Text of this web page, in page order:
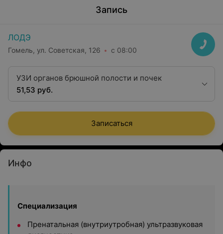
Запись
ЛОДЭ
Гомель, ул. Советская, 126 с 08:00
УЗИ органов брюшной полости и почек
51,53 руб.
Записаться
Инфо
Специализация
Пренатальная (внутриутробная) ультразвуковая